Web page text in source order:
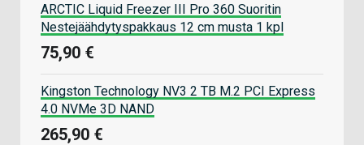
ARCTIC Liquid Freezer III Pro 360 Suoritin
Nestejäähdytyspakkaus 12 cm musta 1 kpl
75,90 €
Kingston Technology NV3 2 TB M.2 PCI Express
4.0 NVMe 3D NAND
265,90 €